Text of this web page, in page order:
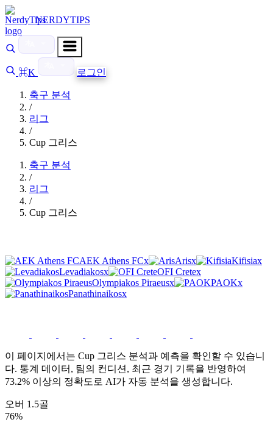
NERDYTIPS
⌘K 로그인
축구 분석
/
리그
/
Cup 그리스
축구 분석
/
리그
/
Cup 그리스
AEK Athens FCx Arisx Kifisiax
Levadiakosx OFI Cretex
Olympiakos Piraeusx PAOKx
Panathinaikosx
이 페이지에서는 Cup 그리스 분석과 예측을 확인할 수 있습니
다. 통계 데이터, 팀의 컨디션, 최근 경기 기록을 반영하여
73.2% 이상의 정확도로 AI가 자동 분석을 생성합니다.
오버 1.5골
76%